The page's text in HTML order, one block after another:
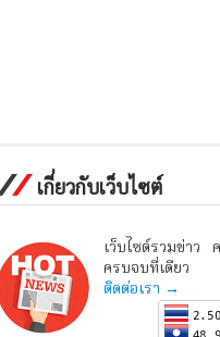
เกี่ยวกับเว็บไซต์
เว็บไซต์รวมข่า
ครบจบที่เดียว
ติดต่อเรา →